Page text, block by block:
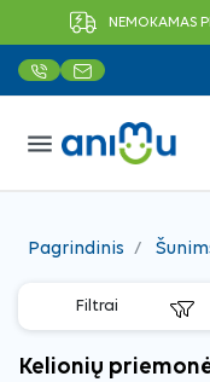
NEMOKAMAS
menu
Pagrindinis
Filtrai
Kelionių